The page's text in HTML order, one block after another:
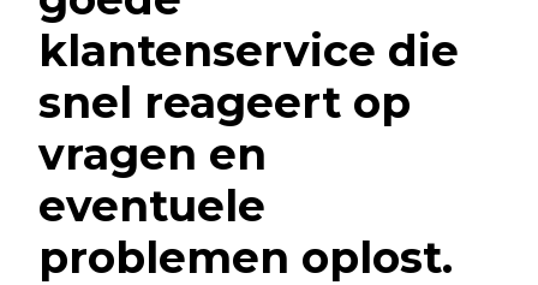
klantenservice die
snel reageert op
vragen en
eventuele
problemen oplost.